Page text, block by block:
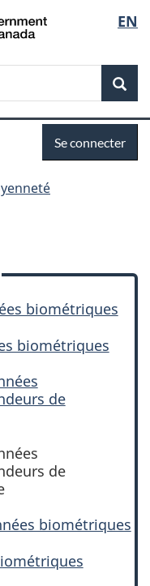
de
la
EN
Se connecter
biométriques
biométriques
de
de
biométriques